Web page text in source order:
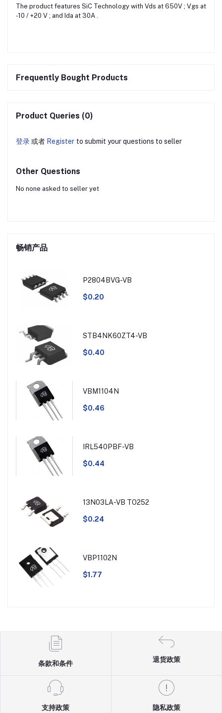
The product features SiC Technology with Vds at 650V ; Vgs at
-10 / +20 V ; and Ida at 30A .
Frequently Bought Products
Product Queries (0)
登录或者 Register to submit your questions to seller
Other Questions
No none asked to seller yet
畅销产品
P2804BVG-VB
$0.20
STB4NK60ZT4-VB
$0.40
VBM1104N
$0.46
IRL540PBF-VB
$0.44
13N03LA-VB TO252
$0.24
VBP1102N
$1.77
条款和条件
退货政策
支持政策 隐私政策